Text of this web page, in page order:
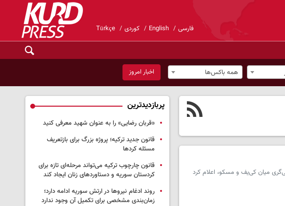
فارسی English کوردی Türkçe
همه باکس‌ها اخبار امروز
میان کی‌یف و مسکو، اعلام کرد
پربازدیدترین
«قربان رضایی» را به عنوان شهید معرفی کنید
قانون جدید ترکیه؛ پروژه بزرگ‌ برای بازتعریف
مسئله کردها
قانون چارچوب ترکیه می‌تواند مرحله‌ای تازه برای
کردستان سوریه و دستاوردهای زنان ایجاد کند
روند ادغام نیروها در ارتش سوریه ادامه دارد؛
زمان‌بندی مشخصی برای تکمیل آن وجود ندارد